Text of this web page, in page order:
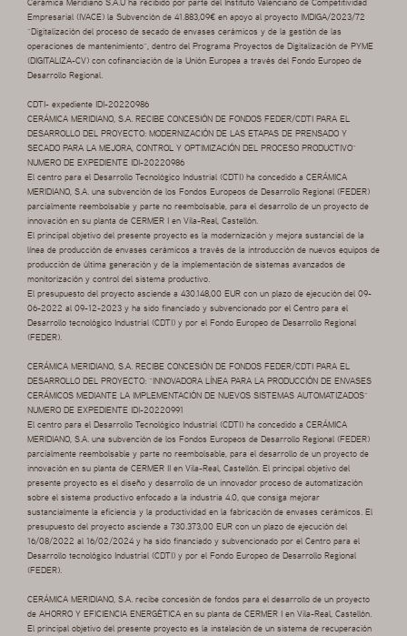
Cerámica Meridiano S.A.U ha recibido por parte del Instituto Valenciano de Competitividad
Empresarial (IVACE) la Subvención de 41.883,09€ en apoyo al proyecto IMDIGA/2023/72
“Digitalización del proceso de secado de envases cerámicos y de la gestión de las
operaciones de mantenimiento”, dentro del Programa Proyectos de Digitalización de PYME
(DIGITALIZA-CV) con cofinanciación de la Unión Europea a través del Fondo Europeo de
Desarrollo Regional.
CDTI- expediente IDI-20220986
CERÁMICA MERIDIANO, S.A. RECIBE CONCESIÓN DE FONDOS FEDER/CDTI PARA EL
DESARROLLO DEL PROYECTO: MODERNIZACIÓN DE LAS ETAPAS DE PRENSADO Y
SECADO PARA LA MEJORA, CONTROL Y OPTIMIZACIÓN DEL PROCESO PRODUCTIVO”
NUMERO DE EXPEDIENTE IDI-20220986
El centro para el Desarrollo Tecnológico Industrial (CDTI) ha concedido a CERÁMICA
MERIDIANO, S.A. una subvención de los Fondos Europeos de Desarrollo Regional (FEDER)
parcialmente reembolsable y parte no reembolsable, para el desarrollo de un proyecto de
innovación en su planta de CERMER I en Vila-Real, Castellón.
El principal objetivo del presente proyecto es la modernización y mejora sustancial de la
línea de producción de envases cerámicos a través de la introducción de nuevos equipos de
producción de última generación y de la implementación de sistemas avanzados de
monitorización y control del sistema productivo.
El presupuesto del proyecto asciende a 430.148,00 EUR con un plazo de ejecución del 09-
06-2022 al 09-12-2023 y ha sido financiado y subvencionado por el Centro para el
Desarrollo tecnológico Industrial (CDTI) y por el Fondo Europeo de Desarrollo Regional
(FEDER).
CERÁMICA MERIDIANO, S.A. RECIBE CONCESIÓN DE FONDOS FEDER/CDTI PARA EL
DESARROLLO DEL PROYECTO: “INNOVADORA LÍNEA PARA LA PRODUCCIÓN DE ENVASES
CERÁMICOS MEDIANTE LA IMPLEMENTACIÓN DE NUEVOS SISTEMAS AUTOMATIZADOS”
NUMERO DE EXPEDIENTE IDI-20220991
El centro para el Desarrollo Tecnológico Industrial (CDTI) ha concedido a CERÁMICA
MERIDIANO, S.A. una subvención de los Fondos Europeos de Desarrollo Regional (FEDER)
parcialmente reembolsable y parte no reembolsable, para el desarrollo de un proyecto de
innovación en su planta de CERMER II en Vila-Real, Castellón. El principal objetivo del
presente proyecto es el diseño y desarrollo de un innovador proceso de automatización
sobre el sistema productivo enfocado a la industria 4.0, que consiga mejorar
sustancialmente la eficiencia y la productividad en la fabricación de envases cerámicos. El
presupuesto del proyecto asciende a 730.373,00 EUR con un plazo de ejecución del
16/08/2022 al 16/02/2024 y ha sido financiado y subvencionado por el Centro para el
Desarrollo tecnológico Industrial (CDTI) y por el Fondo Europeo de Desarrollo Regional
(FEDER).
CERÁMICA MERIDIANO, S.A. recibe concesión de fondos para el desarrollo de un proyecto
de AHORRO Y EFICIENCIA ENERGÉTICA en su planta de CERMER I en Vila-Real, Castellón.
El principal objetivo del presente proyecto es la instalación de un sistema de recuperación